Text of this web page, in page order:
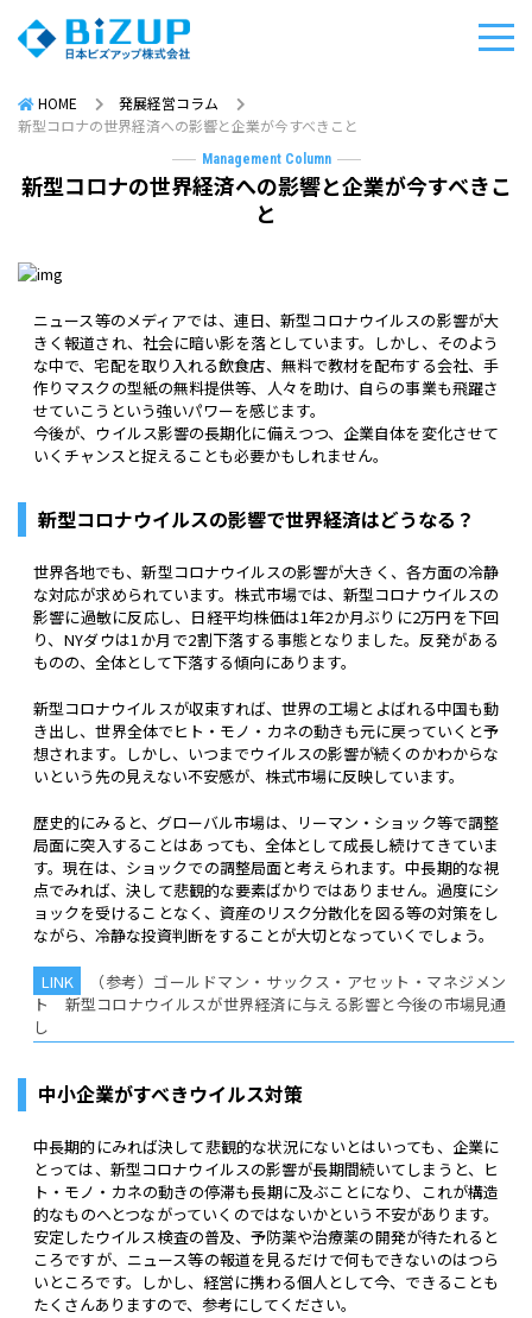
HOME
発展経営コラム
新型コロナの世界経済への影響と企業が今すべきこと
Management Column
新型コロナの世界経済への影響と企業が今すべきこ
と
ニュース等のメディアでは、連日、新型コロナウイルスの影響が大
きく報道され、社会に暗い影を落としています。しかし、そのよう
な中で、宅配を取り入れる飲食店、無料で教材を配布する会社、手
作りマスクの型紙の無料提供等、人々を助け、自らの事業も飛躍さ
せていこうという強いパワーを感じます。
今後が、ウイルス影響の長期化に備えつつ、企業自体を変化させて
いくチャンスと捉えることも必要かもしれません。
新型コロナウイルスの影響で世界経済はどうなる？
世界各地でも、新型コロナウイルスの影響が大きく、各方面の冷静
な対応が求められています。株式市場では、新型コロナウイルスの
影響に過敏に反応し、日経平均株価は1年2か月ぶりに2万円を下回
り、NYダウは1か月で2割下落する事態となりました。反発がある
ものの、全体として下落する傾向にあります。
新型コロナウイルスが収束すれば、世界の工場とよばれる中国も動
き出し、世界全体でヒト・モノ・カネの動きも元に戻っていくと予
想されます。しかし、いつまでウイルスの影響が続くのかわからな
いという先の見えない不安感が、株式市場に反映しています。
歴史的にみると、グローバル市場は、リーマン・ショック等で調整
局面に突入することはあっても、全体として成長し続けてきていま
す。現在は、ショックでの調整局面と考えられます。中長期的な視
点でみれば、決して悲観的な要素ばかりではありません。過度にシ
ョックを受けることなく、資産のリスク分散化を図る等の対策をし
ながら、冷静な投資判断をすることが大切となっていくでしょう。
（参考）ゴールドマン・サックス・アセット・マネジメン
ト 新型コロナウイルスが世界経済に与える影響と今後の市場見通
し
中小企業がすべきウイルス対策
中長期的にみれば決して悲観的な状況にないとはいっても、企業に
とっては、新型コロナウイルスの影響が長期間続いてしまうと、ヒ
ト・モノ・カネの動きの停滞も長期に及ぶことになり、これが構造
的なものへとつながっていくのではないかという不安があります。
安定したウイルス検査の普及、予防薬や治療薬の開発が待たれると
ころですが、ニュース等の報道を見るだけで何もできないのはつら
いところです。しかし、経営に携わる個人として今、できることも
たくさんありますので、参考にしてください。